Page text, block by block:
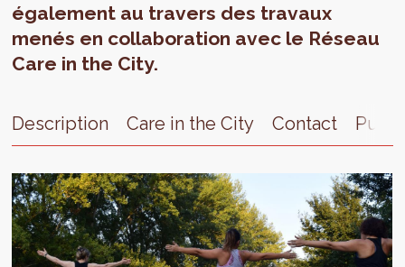
également au travers des travaux
menés en collaboration avec le Réseau
Care in the City.
Description Care in the City Contact